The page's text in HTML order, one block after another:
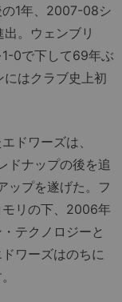
1年、2007-08シ
。ウェンブリ
0で下して69年ぶ
はクラブ史上初
ドワーズは、
ドナップの後を追
ップを遂げた。フ
リの下、2006年
テクノロジーと
ワーズはのちに